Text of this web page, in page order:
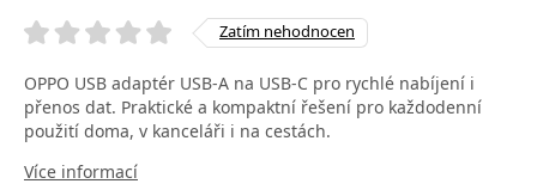
Zatím nehodnocen
OPPO USB adaptér USB-A na USB-C pro rychlé nabíjení i
přenos dat. Praktické a kompaktní řešení pro každodenní
použití doma, v kanceláři i na cestách.
Více informací